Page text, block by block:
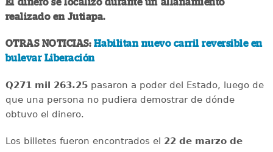
El dinero se localizó durante un allanamiento
realizado en Jutiapa.
OTRAS NOTICIAS: Habilitan nuevo carril reversible en
bulevar Liberación
Q271 mil 263.25pasaron a poder del Estado, luego de
que una persona no pudiera demostrar de dónde
obtuvo el dinero.
Los billetes fueron encontrados el 22 de marzo de